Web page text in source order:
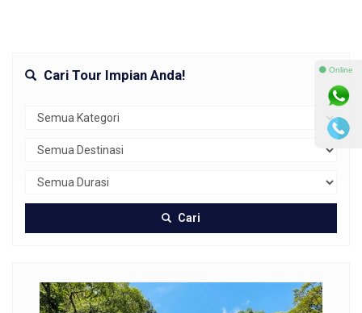
Cari Tour Impian Anda!
Cari
⚫ Online